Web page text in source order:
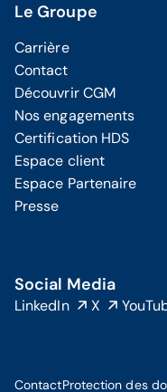
Le Groupe
Carrière
Contact
Découvrir CGM
Nos engagements
Certification HDS
Espace client
Espace Partenaire
Presse
Social Media
LinkedIn X
ContactProtection des